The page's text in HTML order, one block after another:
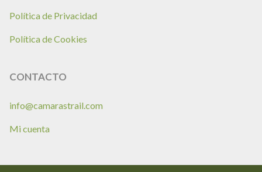
Política de Privacidad
Política de Cookies
CONTACTO
info@camarastrail.com
Mi cuenta